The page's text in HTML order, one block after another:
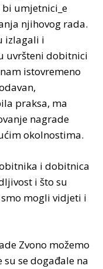
umjetnici_e
njihovog rada.
izlagali i
uvršteni dobitnici
istovremeno
praksa, ma
nagrade
okolnostima.
i dobitnica
i što su
mogli vidjeti i
Zvono možemo
se događale na